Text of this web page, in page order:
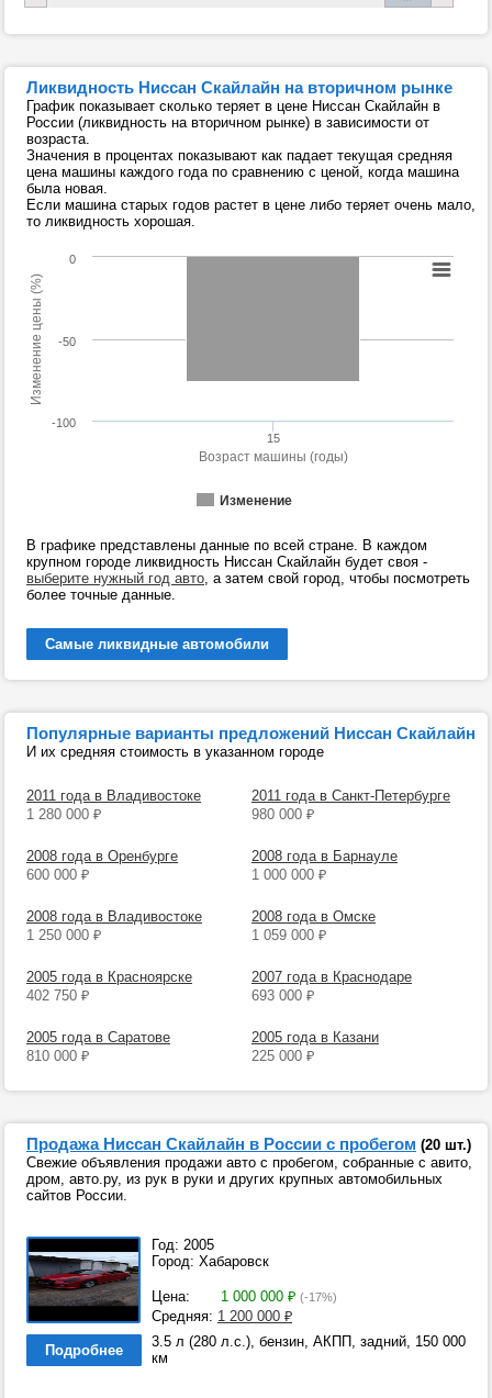
Ликвидность Ниссан Скайлайн на вторичном рынке
График показывает сколько теряет в цене Ниссан Скайлайн в
России (ликвидность на вторичном рынке) в зависимости от
возраста.
Значения в процентах показывают как падает текущая средняя
цена машины каждого года по сравнению с ценой, когда машина
была новая.
Если машина старых годов растет в цене либо теряет очень мало,
то ликвидность хорошая.
Возраст машины (годы)
Изменение цены (%)
Изменение
15
-100
-50
0
В графике представлены данные по всей стране. В каждом
крупном городе ликвидность Ниссан Скайлайн будет своя -
выберите нужный год авто, а затем свой город, чтобы посмотреть
более точные данные.
Самые ликвидные автомобили
Популярные варианты предложений Ниссан Скайлайн
И их средняя стоимость в указанном городе
2011 года в Владивостоке
1 280 000 ₽
2011 года в Санкт-Петербурге
980 000 ₽
2008 года в Оренбурге
600 000 ₽
2008 года в Барнауле
1 000 000 ₽
2008 года в Владивостоке
1 250 000 ₽
2008 года в Омске
1 059 000 ₽
2005 года в Красноярске
402 750 ₽
2007 года в Краснодаре
693 000 ₽
2005 года в Саратове
810 000 ₽
2005 года в Казани
225 000 ₽
Продажа Ниссан Скайлайн в России с пробегом (20 шт.)
Свежие объявления продажи авто с пробегом, собранные с авито,
дром, авто.ру, из рук в руки и других крупных автомобильных
сайтов России.
Год: 2005
Город: Хабаровск
Цена: 1 000 000 ₽ (-17%)
Средняя: 1 200 000 ₽
Подробнее
3.5 л (280 л.с.), бензин, АКПП, задний, 150 000
км